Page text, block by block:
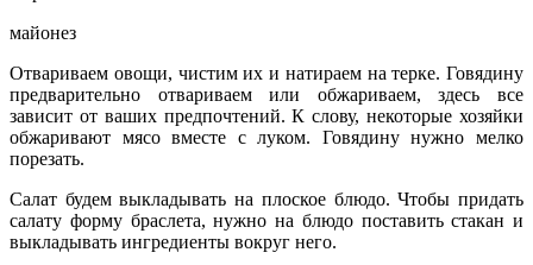
майонез
Отвариваем овощи, чистим их и натираем на терке. Говядину
предварительно отвариваем или обжариваем, здесь все
зависит от ваших предпочтений. К слову, некоторые хозяйки
обжаривают мясо вместе с луком. Говядину нужно мелко
порезать.
Салат будем выкладывать на плоское блюдо. Чтобы придать
салату форму браслета, нужно на блюдо поставить стакан и
выкладывать ингредиенты вокруг него.